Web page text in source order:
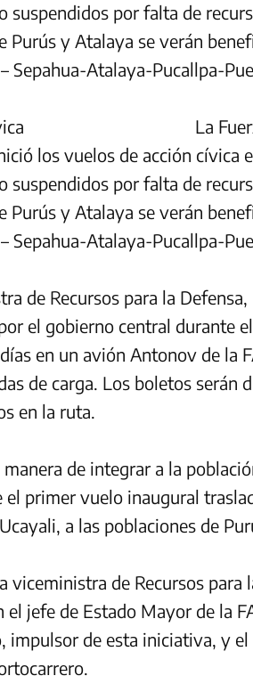
suspendidos por falta de
Purús y Atalaya se verán
Sepahua-Atalaya-Pucallpa-
La
los vuelos de acción cívica
suspendidos por falta de
Purús y Atalaya se verán
Sepahua-Atalaya-Pucallpa-
de Recursos para la
el gobierno central durante
en un avión Antonov de la
de carga. Los boletos serán
en la ruta.
manera de integrar a la
el primer vuelo inaugural
a las poblaciones de
viceministra de Recursos
el jefe de Estado Mayor de la
impulsor de esta iniciativa, y